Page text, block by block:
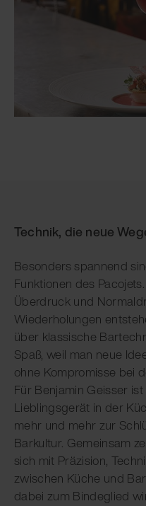
Technik, die neue
Besonders spannend
Funktionen des
Überdruck und
Wiederholungen
über klassische
Spaß, weil man neue
ohne Kompromisse bei
Für Benjamin Geisser
Lieblingsgerät in der
mehr und mehr zur
Barkultur. Gemeinsam
sich mit Präzision,
zwischen Küche und
dabei zum Bindeglied